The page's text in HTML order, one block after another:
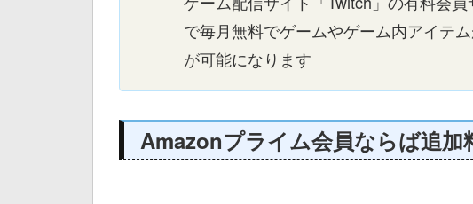
で毎月無料でゲームやゲーム内アイテ
が可能になります
Amazonプライム会員ならば追加